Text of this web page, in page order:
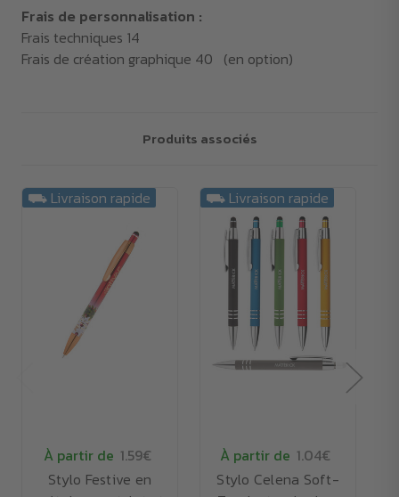
Frais de personnalisation :
Frais techniques 14
Frais de création graphique 40 (en option)
Produits associés
⛟ Livraison rapide
À partir de 1.59€
Stylo Festive en
⛟ Livraison rapide
À partir de 1.04€
Stylo Celena Soft-